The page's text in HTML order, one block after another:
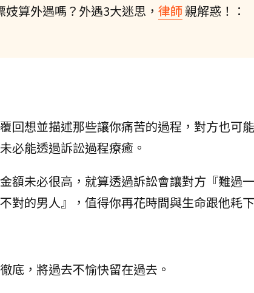
算外遇嗎？外遇3大迷思， 律師親解惑！：
回想並描述那些讓你痛苦的過程，對方也可
必能透過訴訟過程療癒。
額未必很高，就算透過訴訟會讓對方『難過
對的男人』，值得你再花時間與生命跟他耗
底，將過去不愉快留在過去。